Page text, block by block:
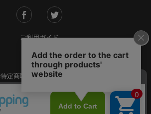
ご利用ガイド
会社概要
特定商取引法に基づく表記
ご利用規約